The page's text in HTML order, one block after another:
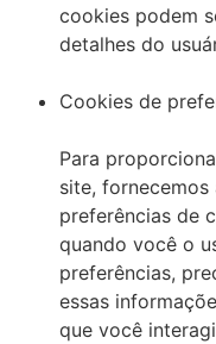
cookies podem
detalhes do
Cookies de
Para
site,
preferências de
quando você o
preferências,
essas
que você